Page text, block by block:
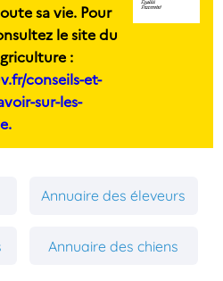
sa vie. Pour
le site du
:
conseils-et-
sur-les-
Annuaire des éleveurs
Annuaire des chiens